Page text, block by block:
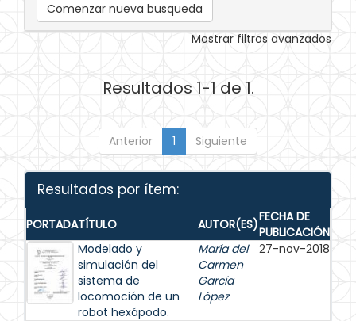
Comenzar nueva busqueda
Mostrar filtros avanzados
Resultados 1-1 de 1.
Anterior 1 Siguiente
Resultados por ítem:
PORTADATÍTULO AUTOR(ES)FECHA DE
PUBLICACIÓN
Modelado y
simulación del
sistema de
locomoción de un
robot hexápodo.
María del
Carmen
García
López
27-nov-2018